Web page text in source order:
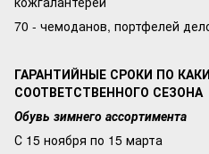
70 - чемоданов, портфелей
ГАРАНТИЙНЫЕ СРОКИ ПО
СООТВЕТСТВЕННОГО СЕЗОНА
Обувь зимнего ассортимента
С 15 ноября по 15 марта